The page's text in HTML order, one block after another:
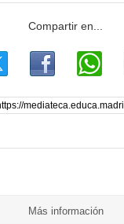
Más información